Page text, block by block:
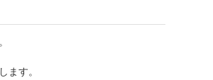
ます。